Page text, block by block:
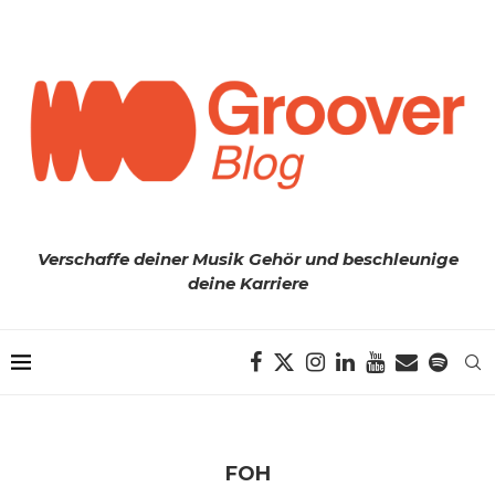
Verschaffe deiner Musik Gehör und beschleunige
deine Karriere
FOH